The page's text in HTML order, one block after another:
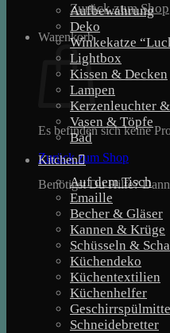
Zurück zum Shop
Warenkorb
Es befinden sich keine
Zurück zum Shop
Benötigst Du Hilfe?
Aufbewahrung
Deko
Winkekatze
Lightbox
Kissen & Decken
Lampen
Kerzenleuchter
Vasen & Töpfe
Bad
Kitchen
Auf dem Tisch
Emaille
Becher & Gläser
Kannen & Krüge
Schüsseln &
Küchendeko
Küchentextilien
Küchenhelfer
Schneidebretter